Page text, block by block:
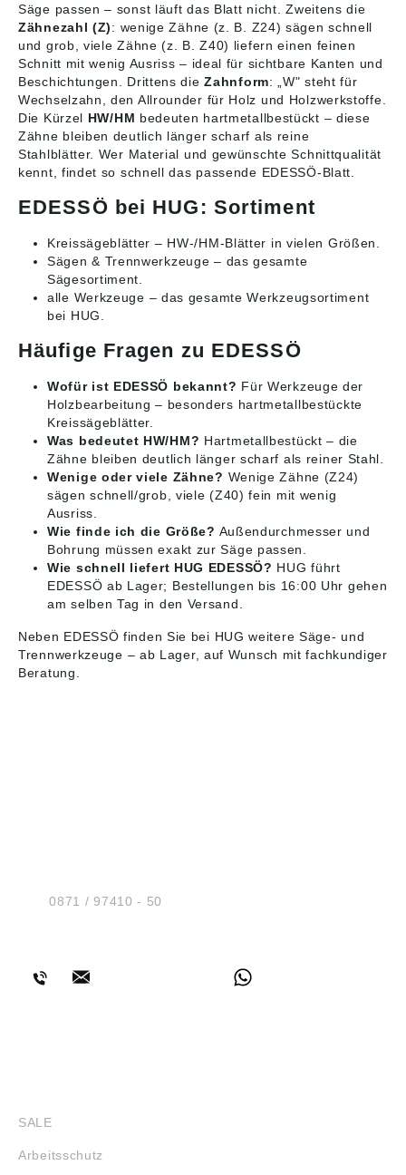
Säge passen – sonst läuft das Blatt nicht. Zweitens die
Zähnezahl (Z): wenige Zähne (z. B. Z24) sägen schnell
und grob, viele Zähne (z. B. Z40) liefern einen feinen
Schnitt mit wenig Ausriss – ideal für sichtbare Kanten und
Beschichtungen. Drittens dieZahnform: „W" steht für
Wechselzahn, den Allrounder für Holz und Holzwerkstoffe.
Die Kürzel HW/HM bedeuten hartmetallbestückt – diese
Zähne bleiben deutlich länger scharf als reine
Stahlblätter. Wer Material und gewünschte Schnittqualität
kennt, findet so schnell das passende EDESSÖ-Blatt.
EDESSÖ bei HUG: Sortiment
Kreissägeblätter – HW-/HM-Blätter in vielen Größen.
Sägen & Trennwerkzeuge – das gesamte
Sägesortiment.
alle Werkzeuge – das gesamte Werkzeugsortiment
bei HUG.
Häufige Fragen zu EDESSÖ
Wofür ist EDESSÖ bekannt? Für Werkzeuge der
Holzbearbeitung – besonders hartmetallbestückte
Kreissägeblätter.
Was bedeutet HW/HM? Hartmetallbestückt – die
Zähne bleiben deutlich länger scharf als reiner Stahl.
Wenige oder viele Zähne? Wenige Zähne (Z24)
sägen schnell/grob, viele (Z40) fein mit wenig
Ausriss.
Wie finde ich die Größe? Außendurchmesser und
Bohrung müssen exakt zur Säge passen.
Wie schnell liefert HUG EDESSÖ? HUG führt
EDESSÖ ab Lager; Bestellungen bis 16:00 Uhr gehen
am selben Tag in den Versand.
Neben EDESSÖ finden Sie bei HUG weitereSäge- und
Trennwerkzeuge – ab Lager, auf Wunsch mit fachkundiger
Beratung.
Tel.:0871 / 97410 - 50
SALE
Arbeitsschutz